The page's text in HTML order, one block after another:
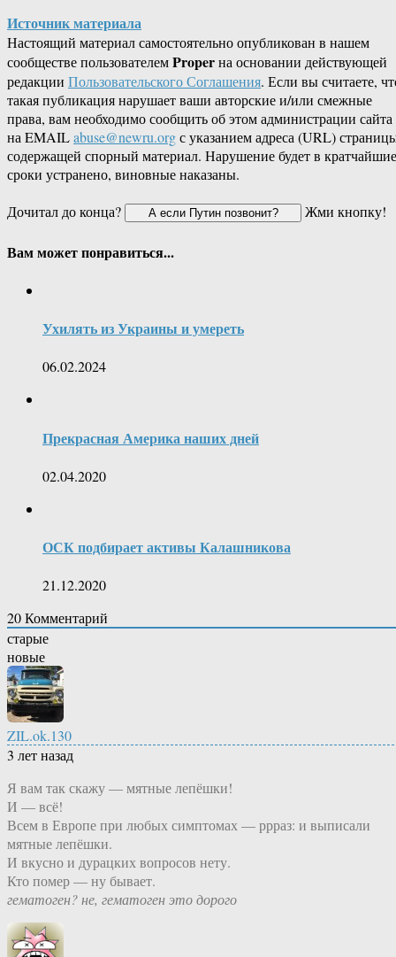
Источник материала
Настоящий материал самостоятельно опубликован в нашем
сообществе пользователемProperна основании действующей
редакции Пользовательского Соглашения. Если вы считаете,
такая публикация нарушает ваши авторские и/или смежные
права, вам необходимо сообщить об этом администрации сайта
на EMAILabuse@newru.orgс указанием адреса (URL)
содержащей спорный материал. Нарушение будет в кратчайшие
сроки устранено, виновные наказаны.
Дочитал до конца?
Жми кнопку!
Вам может понравиться...
Ухилять из Украины и умереть
06.02.2024
Прекрасная Америка наших дней
02.04.2020
ОСК подбирает активы Калашникова
21.12.2020
20Комментарий
старые
новые
ZIL.ok.130
3 лет назад
Я вам так скажу — мятные лепёшки!
И — всё!
Всем в Европе при любых симптомах — ррраз: и выписали
мятные лепёшки.
И вкусно и дурацких вопросов нету.
Кто помер — ну бывает.
гематоген? не, гематоген это дорого